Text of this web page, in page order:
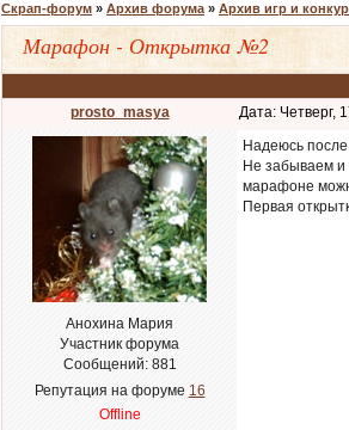
Скрап-форум » Архив форума » Архив игр и
Марафон - Открытка №2
prosto_masya Дата: Четверг,
Анохина Мария
Участник форума
Сообщений: 881
Репутация на форуме 16
Offline
Надеюсь
Не забываем
марафоне
Первая